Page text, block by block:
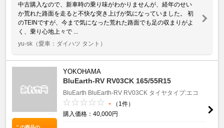
中古購入なので、新車時の乗り味がわかりませんが、経年のせい
か荒れた路面を走ると不快な突き上げが気になっていました。 初
のTEINですが、今まで気になった荒れた路面でも足の収まりがよ
く、乗り心地上々で ...
yu-sk （愛車：ダイハツ タント）
YOKOHAMA
BluEarth-RV RV03CK 165/55R15
BluEarth BluEarth-RV RV03CK タイヤタイプ:エコ
-
（1件）
購入価格：40,000円